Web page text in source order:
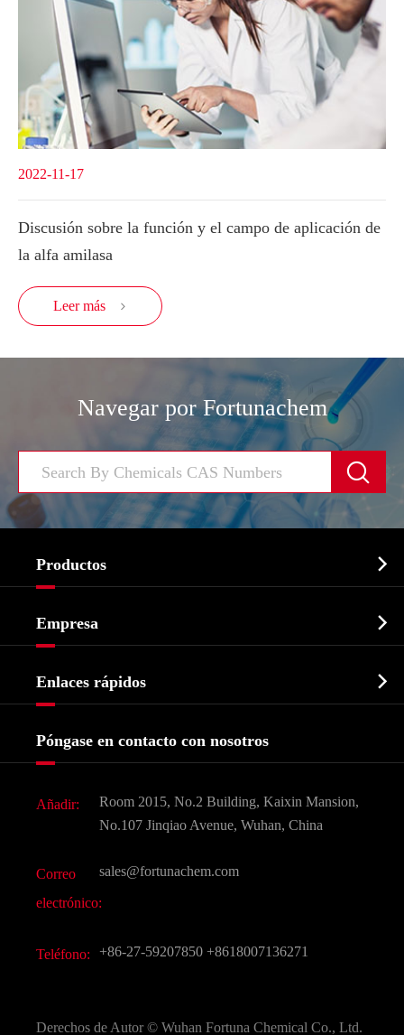
2022-11-17
Discusión sobre la función y el campo de aplicación de
la alfa amilasa
Leer más 
Navegar por Fortunachem

Productos 
Bioquímico
Agroquímicos e intermedios
Ingredientes Cosméticos
Sabores y fragancias
CAS químico
Todos los productos químicos finos
Empresa 
Historia de la empresa
Enlaces rápidos 
Preguntas frecuentes (FAQ)
Póngase en contacto con nosotros
Añadir:
Room 2015, No.2 Building, Kaixin Mansion,
No.107 Jinqiao Avenue, Wuhan, China
Correo
electrónico:
sales@fortunachem.com
Teléfono: +86-27-59207850 +8618007136271
Derechos de Autor © Wuhan Fortuna Chemical Co., Ltd.